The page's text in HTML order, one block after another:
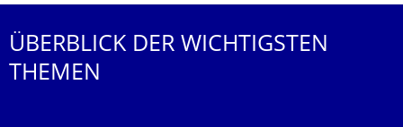
ÜBERBLICK DER WICHTIGSTEN
THEMEN